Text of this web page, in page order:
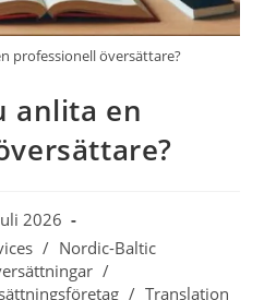
professionell översättare?
anlita en
2026
/ Nordic-Baltic
/
/ Translation